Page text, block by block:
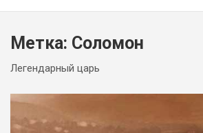
Метка: Соломон
Легендарный царь